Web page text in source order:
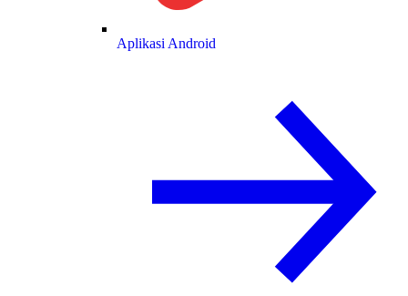
Aplikasi Android